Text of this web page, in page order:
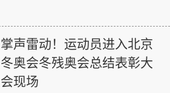
掌声雷动！运动员进入北京
冬奥会冬残奥会总结表彰大
会现场